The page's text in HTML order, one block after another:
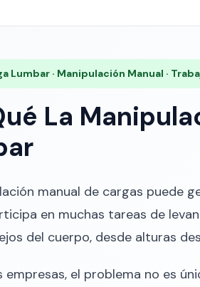
Lumbar · Manipulación Manual ·
La
manual de cargas puede
en muchas tareas de
del cuerpo, desde alturas
empresas, el problema no es